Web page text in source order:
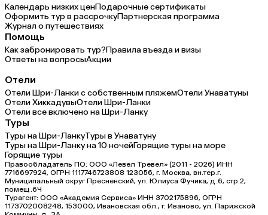
Календарь низких ценПодарочные сертификаты
Оформить тур в рассрочкуПартнерская программа
Журнал о путешествиях
Помощь
Как забронировать тур?Правила въезда и визы
Ответы на вопросыАкции
Отели
Отели Шри-Ланки с собственным пляжемОтели Унаватуны
Отели ХиккадувыОтели Шри-Ланки
Отели все включено на Шри-Ланку
Туры
Туры на Шри-ЛанкуТуры в Унаватуну
Туры на Шри-Ланку на 10 ночейГорящие туры на море
Горящие туры
Правообладатель ПО: ООО «Левел Тревел» (2011 - 2026) ИНН
7716697924, ОГРН 1117746723808 123056, г. Москва, вн.тер.г.
Муниципальный округ Пресненский, ул. Юлиуса Фучика, д.6, стр.2,
помещ.6Ч
Турагент: ООО «Академия Сервиса» ИНН 3702175896, ОГРН
1173702008248, 153000, Ивановская обл., г. Иваново, ул. Парижской